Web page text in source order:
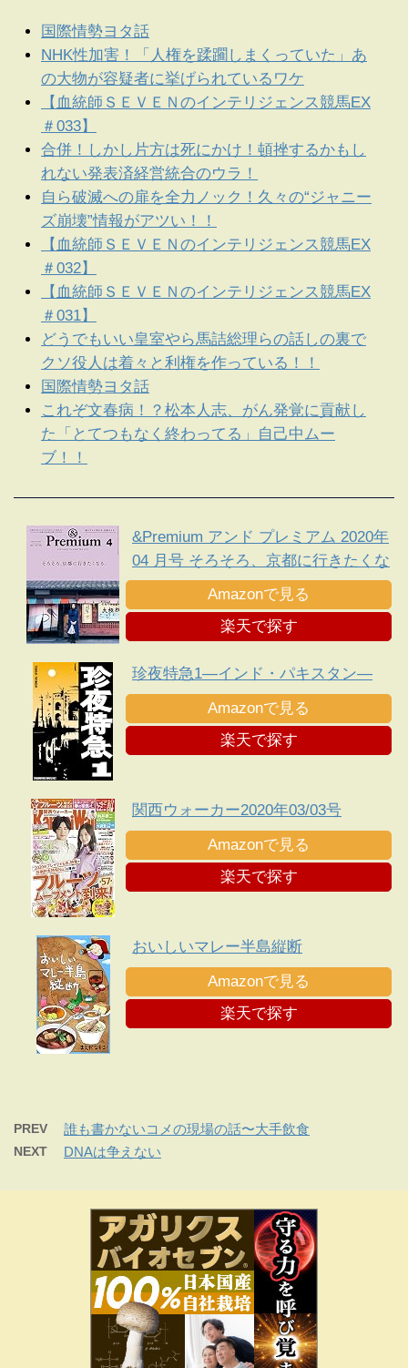
国際情勢ヨタ話
NHK性加害！「人権を蹂躙しまくっていた」あ
の大物が容疑者に挙げられているワケ
【血統師ＳＥＶＥＮのインテリジェンス競馬EX
＃033】
合併！しかし片方は死にかけ！頓挫するかもし
れない発表済経営統合のウラ！
自ら破滅への扉を全力ノック！久々の“ジャニー
ズ崩壊”情報がアツい！！
【血統師ＳＥＶＥＮのインテリジェンス競馬EX
＃032】
【血統師ＳＥＶＥＮのインテリジェンス競馬EX
＃031】
どうでもいい皇室やら馬詰総理らの話しの裏で
クソ役人は着々と利権を作っている！！
国際情勢ヨタ話
これぞ文春病！？松本人志、がん発覚に貢献し
た「とてつもなく終わってる」自己中ムー
ブ！！
&Premium アンド プレミアム 2020年
04 月号 そろそろ、京都に行きたくな
る。
Amazonで見る
楽天で探す
珍夜特急1―インド・パキスタン―
Amazonで見る
楽天で探す
関西ウォーカー2020年03/03号
Amazonで見る
楽天で探す
おいしいマレー半島縦断
Amazonで見る
楽天で探す
PREV 誰も書かないコメの現場の話〜大手飲食
NEXT DNAは争えない